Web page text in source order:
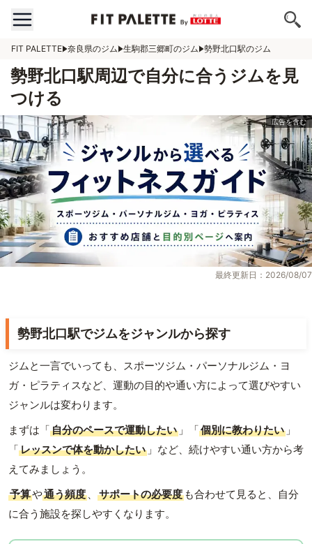
FIT PALETTE 奈良県のジム 生駒郡三郷町のジム 勢野北口駅のジム
勢野北口駅周辺で自分に合うジムを見
つける
最終更新日：2026/08/07
勢野北口駅でジムをジャンルから探す
ジムと一言でいっても、スポーツジム・パーソナルジム・ヨ
ガ・ピラティスなど、運動の目的や通い方によって選びやすい
ジャンルは変わります。
まずは「自分のペースで運動したい 」「個別に教わりたい 」
「レッスンで体を動かしたい 」など、続けやすい通い方から考
えてみましょう。
予算や通う頻度 、 サポートの必要度 も合わせて見ると、自分
に合う施設を探しやすくなります。